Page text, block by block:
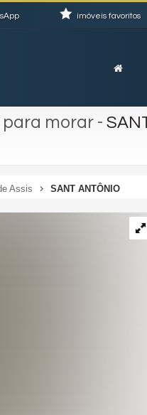
imóveis favoritos
para morar -
Assis SANT ANTÔNIO